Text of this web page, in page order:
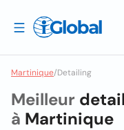
Martinique/Detailing
Meilleur
à Martinique